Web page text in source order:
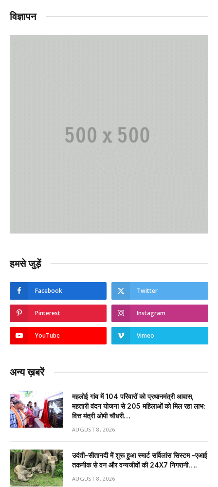
विज्ञापन
हमसे जुड़ें
Facebook Twitter
Pinterest Instagram
YouTube Vimeo
अन्य ख़बरें
महलोई गांव में 104 परिवारों को प्रधानमंत्री आवास,
महतारी वंदन योजना से 205 महिलाओं को मिल रहा लाभ:
वित्त मंत्री ओपी चौधरी…
AUGUST 8, 2026
उदंती-सीतानदी में शुरू हुआ स्मार्ट सर्विलांस सिस्टम -एआई
तकनीक से वन और वन्यजीवों की 24X7 निगरानी….
AUGUST 8, 2026